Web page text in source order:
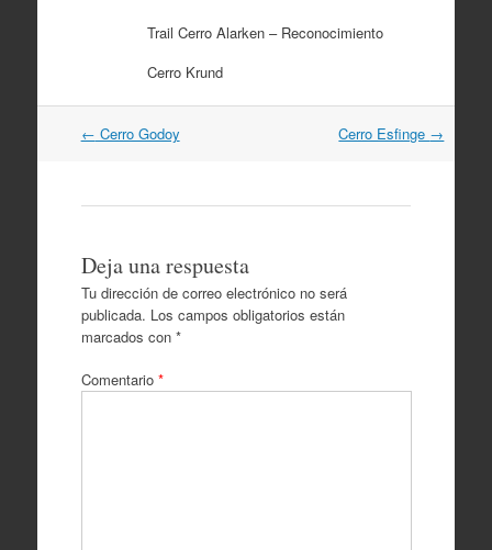
Trail Cerro Alarken – Reconocimiento
Cerro Krund
Navegación
← Cerro Godoy Cerro Esfinge →
Deja una respuesta
Tu dirección de correo electrónico no será
publicada. Los campos obligatorios están
marcados con *
Comentario *